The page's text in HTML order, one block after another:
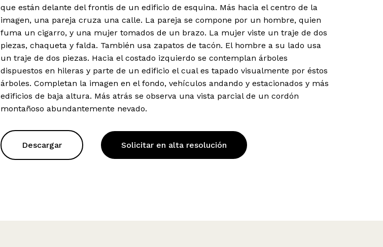
que están delante del frontis de un edificio de esquina. Más hacia el centro de la
imagen, una pareja cruza una calle. La pareja se compone por un hombre, quien
fuma un cigarro, y una mujer tomados de un brazo. La mujer viste un traje de dos
piezas, chaqueta y falda. También usa zapatos de tacón. El hombre a su lado usa
un traje de dos piezas. Hacia el costado izquierdo se contemplan árboles
dispuestos en hileras y parte de un edificio el cual es tapado visualmente por éstos
árboles. Completan la imagen en el fondo, vehículos andando y estacionados y más
edificios de baja altura. Más atrás se observa una vista parcial de un cordón
montañoso abundantemente nevado.
Descargar Solicitar en alta resolución